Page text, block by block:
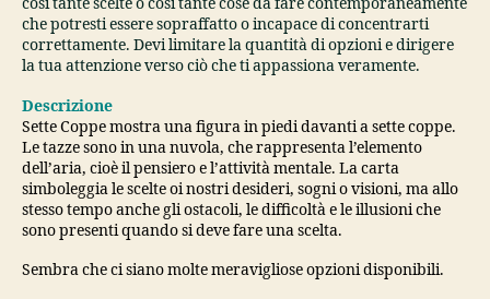
così tante scelte o così tante cose da fare contemporaneamente
che potresti essere sopraffatto o incapace di concentrarti
correttamente. Devi limitare la quantità di opzioni e dirigere
la tua attenzione verso ciò che ti appassiona veramente.
Descrizione
Sette Coppe mostra una figura in piedi davanti a sette coppe.
Le tazze sono in una nuvola, che rappresenta l’elemento
dell’aria, cioè il pensiero e l’attività mentale. La carta
simboleggia le scelte oi nostri desideri, sogni o visioni, ma allo
stesso tempo anche gli ostacoli, le difficoltà e le illusioni che
sono presenti quando si deve fare una scelta.
Sembra che ci siano molte meravigliose opzioni disponibili.